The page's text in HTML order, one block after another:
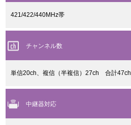
421/422/440MHz帯
チャンネル数
単信20ch、複信（半複信）27ch 合計47ch
中継器対応